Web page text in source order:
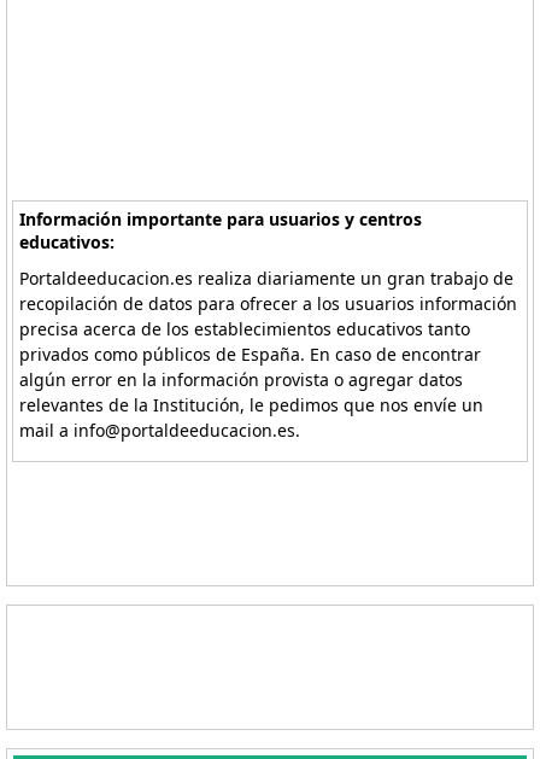
Información importante para usuarios y centros
educativos:
Portaldeeducacion.es realiza diariamente un gran trabajo de
recopilación de datos para ofrecer a los usuarios información
precisa acerca de los establecimientos educativos tanto
privados como públicos de España. En caso de encontrar
algún error en la información provista o agregar datos
relevantes de la Institución, le pedimos que nos envíe un
mail a info@portaldeeducacion.es.